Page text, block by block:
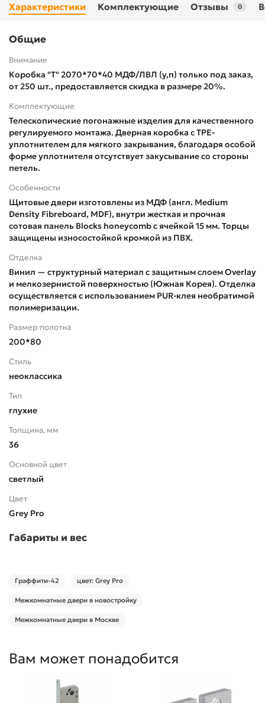
Характеристики Комплектующие Отзывы 0
Общие
Внимание
Коробка "Т" 2070*70*40 МДФ/ЛВЛ (у,п) только под заказ,
от 250 шт., предоставляется скидка в размере 20%.
Комплектующие
Телескопические погонажные изделия для качественного
регулируемого монтажа. Дверная коробка с TPE-
уплотнителем для мягкого закрывания, благодаря особой
форме уплотнителя отсутствует закусывание со стороны
петель.
Особенности
Щитовые двери изготовлены из МДФ (англ. Medium
Density Fibreboard, MDF), внутри жесткая и прочная
сотовая панель Blocks honeycomb с ячейкой 15 мм. Торцы
защищены износостойкой кромкой из ПВХ.
Отделка
Винил — структурный материал с защитным слоем Overlay
и мелкозернистой поверхностью (Южная Корея). Отделка
осуществляется с использованием PUR-клея необратимой
полимеризации.
Размер полотна
200*80
Стиль
неоклассика
Тип
глухие
Толщина, мм
36
Основной цвет
светлый
Цвет
Grey Pro
Габариты и вес
Граффити-42 цвет: Grey Pro
Межкомнатные двери в новостройку
Межкомнатные двери в Москве
Вам может понадобится